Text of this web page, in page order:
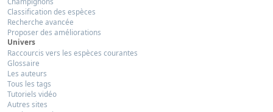
Classification des espèces
Recherche avancée
Proposer des améliorations
Univers
Raccourcis vers les espèces courantes
Glossaire
Les auteurs
Tous les tags
Tutoriels vidéo
Autres sites